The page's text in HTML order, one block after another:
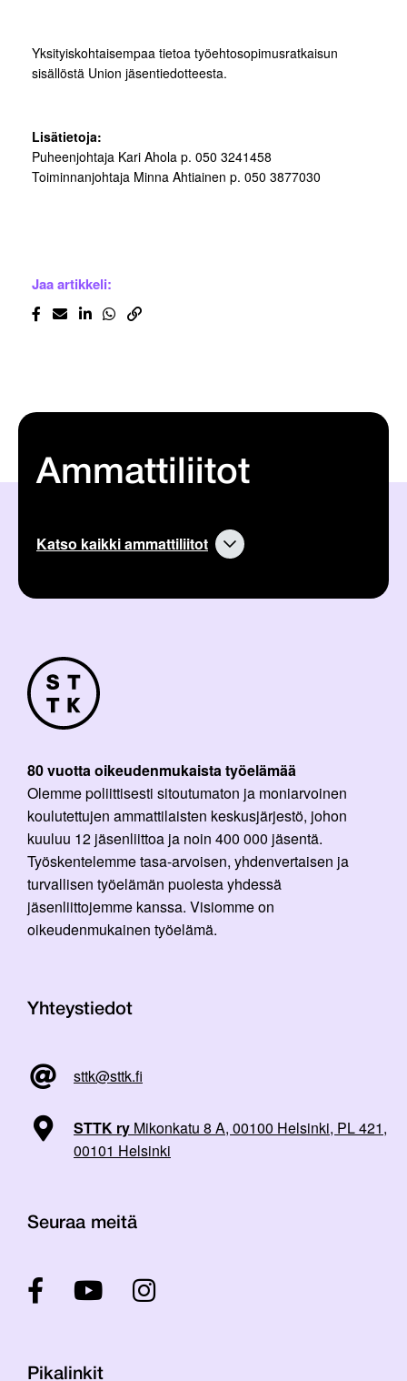
Yksityiskohtaisempaa tietoa työehtosopimusratkaisun
sisällöstä Union jäsentiedotteesta.
Lisätietoja:
Puheenjohtaja Kari Ahola p. 050 3241458
Toiminnanjohtaja Minna Ahtiainen p. 050 3877030
Jaa artikkeli:
Ammattiliitot
Katso kaikki ammattiliitot
80 vuotta oikeudenmukaista työelämää
Olemme poliittisesti sitoutumaton ja moniarvoinen
koulutettujen ammattilaisten keskusjärjestö, johon
kuuluu 12 jäsenliittoa ja noin 400 000 jäsentä.
Työskentelemme tasa-arvoisen, yhdenvertaisen ja
turvallisen työelämän puolesta yhdessä
jäsenliittojemme kanssa. Visiomme on
oikeudenmukainen työelämä.
Yhteystiedot
sttk@sttk.fi
STTK ry Mikonkatu 8 A, 00100 Helsinki, PL 421,
00101 Helsinki
Seuraa meitä
Pikalinkit